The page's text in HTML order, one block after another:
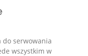
do serwowania
wszystkim w